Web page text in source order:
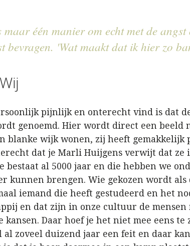
maar één manier om echt met de
bevragen. 'Wat maakt dat ik hier zo
pijnlijk en onterecht vind is dat
genoemd. Hier wordt direct een beeld
blanke wijk wonen, zij heeft gemakkelijk
dat je Marli Huijgens verwijt dat ze
bestaat al 5000 jaar en die hebben we
kunnen brengen. Wie gekozen wordt als
iemand die heeft gestudeerd en het
en dat zijn in onze cultuur de mensen
kansen. Daar hoef je het niet mee eens
al zoveel duizend jaar een feit en daar